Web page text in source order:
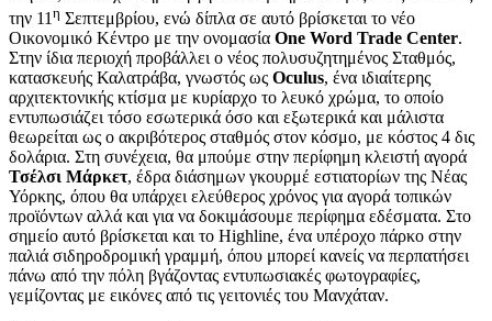
την 11 η Σεπτεμβρίου, ενώ δίπλα σε αυτό βρίσκεται το νέο
Οικονομικό Κέντρο με την ονομασία One Word Trade Center.
Στην ίδια περιοχή προβάλλει ο νέος πολυσυζητημένος Σταθμός,
κατασκευής Καλατράβα, γνωστός ως Oculus, ένα ιδιαίτερης
αρχιτεκτονικής κτίσμα με κυρίαρχο το λευκό χρώμα, το οποίο
εντυπωσιάζει τόσο εσωτερικά όσο και εξωτερικά και μάλιστα
θεωρείται ως ο ακριβότερος σταθμός στον κόσμο, με κόστος 4 δις
δολάρια. Στη συνέχεια, θα μπούμε στην περίφημη κλειστή αγορά
Τσέλσι Μάρκετ, έδρα διάσημων γκουρμέ εστιατορίων της Νέας
Υόρκης, όπου θα υπάρχει ελεύθερος χρόνος για αγορά τοπικών
προϊόντων αλλά και για να δοκιμάσουμε περίφημα εδέσματα. Στο
σημείο αυτό βρίσκεται και το Highline, ένα υπέροχο πάρκο στην
παλιά σιδηροδρομική γραμμή, όπου μπορεί κανείς να περπατήσει
πάνω από την πόλη βγάζοντας εντυπωσιακές φωτογραφίες,
γεμίζοντας με εικόνες από τις γειτονιές του Μανχάταν.